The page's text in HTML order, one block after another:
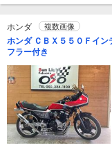
ホンダ 複数画像
ホンダ ＣＢＸ５５０Ｆイ
フラー付き